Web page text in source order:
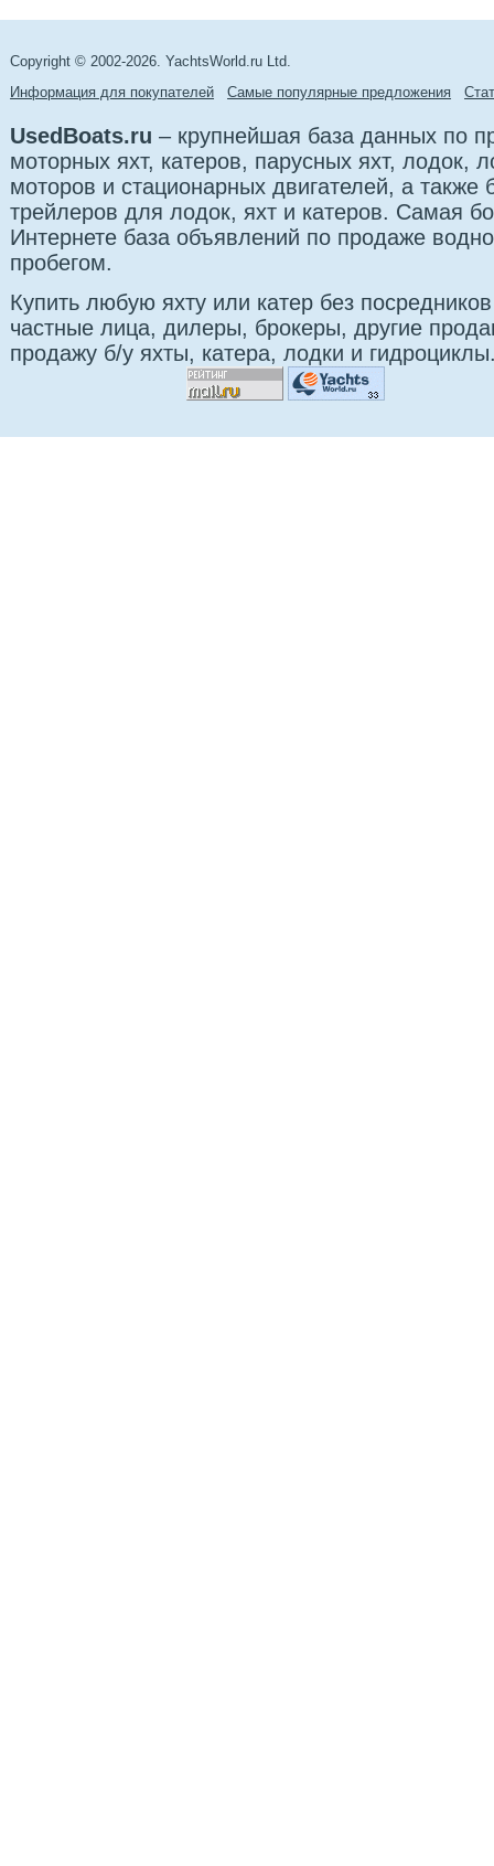
Copyright © 2002-2026. YachtsWorld.ru Ltd.
Информация для покупателей
Самые популярные предложения
UsedBoats.ru – крупнейшая база данных по
моторных яхт, катеров, парусных яхт, лодок,
моторов и стационарных двигателей, а также
трейлеров для лодок, яхт и катеров. Самая
Интернете база объявлений по продаже
пробегом.
Купить любую яхту или катер без
частные лица, дилеры, брокеры, другие
продажу б/у яхты, катера, лодки и